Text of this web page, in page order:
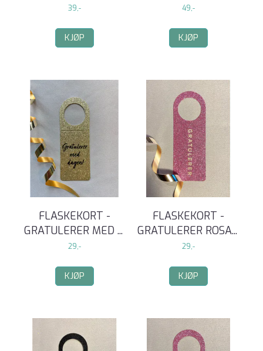
39,-
KJØP
49,-
KJØP
FLASKEKORT -
GRATULERER MED ...
29,-
KJØP
FLASKEKORT -
GRATULERER ROSA...
29,-
KJØP